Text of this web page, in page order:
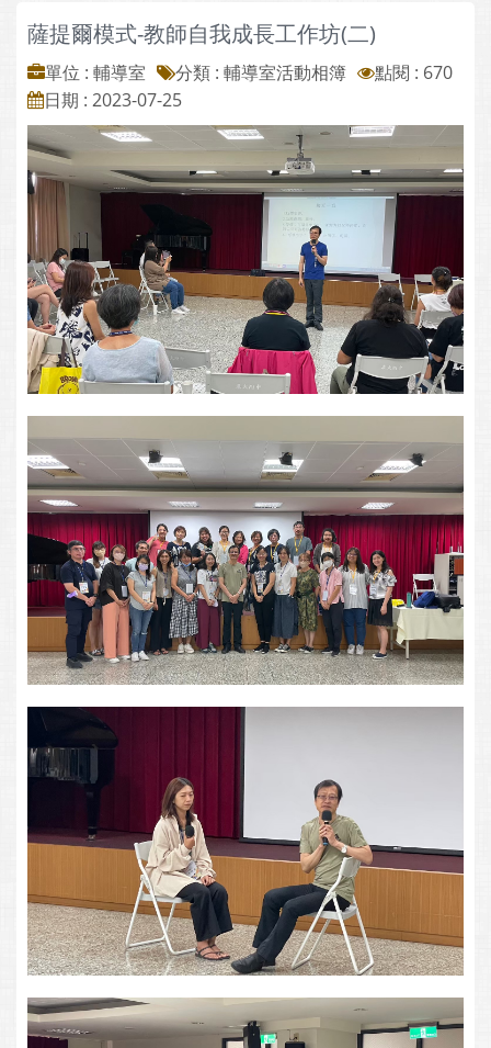
薩提爾模式-教師自我成長工作坊(二)
單位 : 輔導室 分類 : 輔導室活動相簿
點閱 : 670
日期 : 2023-07-25